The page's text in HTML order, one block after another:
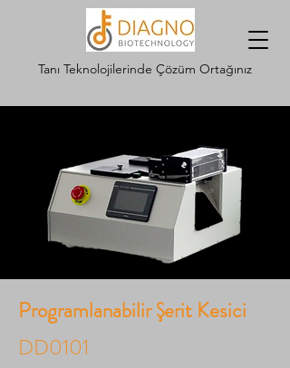
Tanı Teknolojilerinde Çözüm Ortağınız
Programlanabilir Şerit Kesici
DD0101